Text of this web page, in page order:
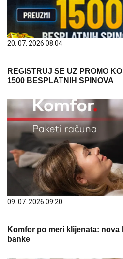
20. 07. 2026 08:04
REGISTRUJ SE UZ PROMO
1500 BESPLATNIH SPINOVA
09. 07. 2026 09:20
Komfor po meri klijenata: nova
banke